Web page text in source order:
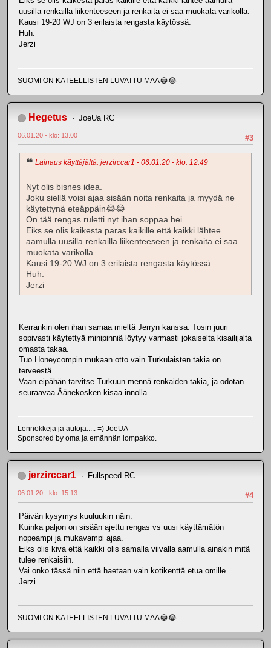
uusilla renkailla liikenteeseen ja renkaita ei saa muokata varikolla.
Kausi 19-20 WJ on 3 erilaista rengasta käytössä.
Huh.
Jerzi
SUOMI ON KATEELLISTEN LUVATTU MAA😂😂
Hegetus JoeUa RC
#3
06.01.20 - klo: 13.00
Lainaus käyttäjältä: jerzirccar1 - 06.01.20 - klo: 12.49
Nyt olis bisnes idea.
Joku siellä voisi ajaa sisään noita renkaita ja myydä ne
käytettynä eteäppäin😂😂
On tää rengas ruletti nyt ihan soppaa hei.
Eiks se olis kaikesta paras kaikille että kaikki lähtee
aamulla uusilla renkailla liikenteeseen ja renkaita ei saa
muokata varikolla.
Kausi 19-20 WJ on 3 erilaista rengasta käytössä.
Huh.
Jerzi
Kerrankin olen ihan samaa mieltä Jerryn kanssa. Tosin juuri
sopivasti käytettyä minipinniä löytyy varmasti jokaiselta kisailijalta
omasta takaa.
Tuo Honeycompin mukaan otto vain Turkulaisten takia on
terveestä.....
Vaan eipähän tarvitse Turkuun mennä renkaiden takia, ja odotan
seuraavaa Äänekosken kisaa innolla.
Lennokkeja ja autoja..... =) JoeUA
Sponsored by oma ja emännän lompakko.
jerzirccar1 Fullspeed RC
#4
06.01.20 - klo: 15.13
Päivän kysymys kuuluukin näin.
Kuinka paljon on sisään ajettu rengas vs uusi käyttämätön
nopeampi ja mukavampi ajaa.
Eiks olis kiva että kaikki olis samalla viivalla aamulla ainakin mitä
tulee renkaisiin.
Vai onko tässä niin että haetaan vain kotikenttä etua omille.
Jerzi
SUOMI ON KATEELLISTEN LUVATTU MAA😂😂